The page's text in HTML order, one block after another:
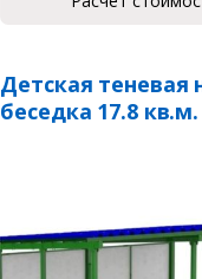
Детская теневая
беседка 17.8 кв.м.